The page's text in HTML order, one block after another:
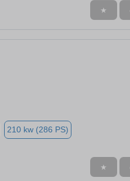
★
210 kw (286 PS)
★